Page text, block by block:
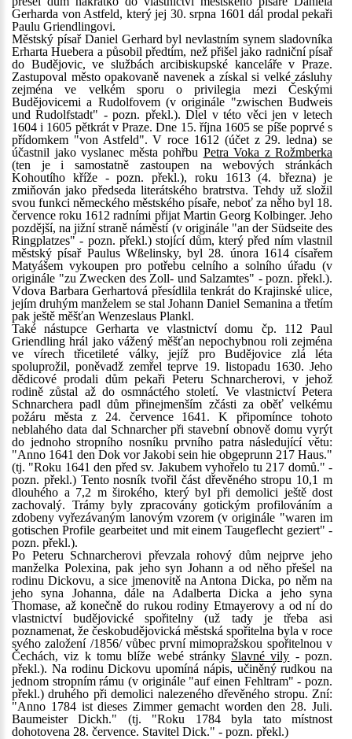
Gerharda von Astfeld, který jej 30. srpna 1601 dál prodal pekaři
Paulu Griendlingovi.
Městský písař Daniel Gerhard byl nevlastním synem sladovníka
Erharta Huebera a působil předtím, než přišel jako radniční písař
do Budějovic, ve službách arcibiskupské kanceláře v Praze.
Zastupoval město opakovaně navenek a získal si velké zásluhy
zejména ve velkém sporu o privilegia mezi Českými
Budějovicemi a Rudolfovem (v originále "zwischen Budweis
und Rudolfstadt" - pozn. překl.). Dlel v této věci jen v letech
1604 i 1605 pětkrát v Praze. Dne 15. října 1605 se píše poprvé s
přídomkem "von Astfeld". V roce 1612 (účet z 29. ledna) se
účastnil jako vyslanec města pohřbu Petra Voka z Rožmberka
(ten je i samostatně zastoupen na webových stránkách
Kohoutího kříže - pozn. překl.), roku 1613 (4. března) je
zmiňován jako předseda literátského bratrstva. Tehdy už složil
svou funkci německého městského písaře, neboť za něho byl 18.
července roku 1612 radními přijat Martin Georg Kolbinger. Jeho
pozdější, na jižní straně náměstí (v originále "an der Südseite des
Ringplatzes" - pozn. překl.) stojící dům, který před ním vlastnil
městský písař Paulus Wßelinsky, byl 28. února 1614 císařem
Matyášem vykoupen pro potřebu celního a solního úřadu (v
originále "zu Zwecken des Zoll- und Salzamtes" - pozn. překl.).
Vdova Barbara Gerhartová přesídlila tenkrát do Krajinské ulice,
jejím druhým manželem se stal Johann Daniel Semanina a třetím
pak ještě měšťan Wenzeslaus Plankl.
Také nástupce Gerharta ve vlastnictví domu čp. 112 Paul
Griendling hrál jako vážený měšťan nepochybnou roli zejména
ve vírech třicetileté války, jejíž pro Budějovice zlá léta
spoluprožil, poněvadž zemřel teprve 19. listopadu 1630. Jeho
dědicové prodali dům pekaři Peteru Schnarcherovi, v jehož
rodině zůstal až do osmnáctého století. Ve vlastnictví Petera
Schnarchera padl dům přinejmenším zčásti za oběť velkému
požáru města z 24. července 1641. K připomínce tohoto
neblahého data dal Schnarcher při stavební obnově domu vyrýt
do jednoho stropního nosníku prvního patra následující větu:
"Anno 1641 den Dok vor Jakobi sein hie obgeprunn 217 Haus."
(tj. "Roku 1641 den před sv. Jakubem vyhořelo tu 217 domů." -
pozn. překl.) Tento nosník tvořil část dřevěného stropu 10,1 m
dlouhého a 7,2 m širokého, který byl při demolici ještě dost
zachovalý. Trámy byly zpracovány gotickým profilováním a
zdobeny vyřezávaným lanovým vzorem (v originále "waren im
gotischen Profile gearbeitet und mit einem Taugeflecht geziert" -
pozn. překl.).
Po Peteru Schnarcherovi převzala rohový dům nejprve jeho
manželka Polexina, pak jeho syn Johann a od něho přešel na
rodinu Dickovu, a sice jmenovitě na Antona Dicka, po něm na
jeho syna Johanna, dále na Adalberta Dicka a jeho syna
Thomase, až konečně do rukou rodiny Etmayerovy a od ní do
vlastnictví budějovické spořitelny (už tady je třeba asi
poznamenat, že českobudějovická městská spořitelna byla v roce
svého založení /1856/ vůbec první mimopražskou spořitelnou v
Čechách, viz k tomu blíže webé stránky Slavné vily - pozn.
překl.). Na rodinu Dickovu upomíná nápis, učiněný rudkou na
jednom stropním rámu (v originále "auf einen Fehltram" - pozn.
překl.) druhého při demolici nalezeného dřevěného stropu. Zní:
"Anno 1784 ist dieses Zimmer gemacht worden den 28. Juli.
Baumeister Dickh." (tj. "Roku 1784 byla tato místnost
dohotovena 28. července. Stavitel Dick." - pozn. překl.)